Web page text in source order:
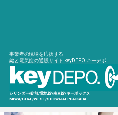
事業者の現場を応援する
鍵と電気錠の通販サイト keyDEPO.キーデポ
シリンダー/錠前/電気錠/南京錠/キーボックス
MIWA/GOAL/WEST/SHOWA/ALPHA/KABA